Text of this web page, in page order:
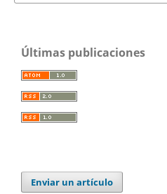
Últimas publicaciones
Enviar un artículo